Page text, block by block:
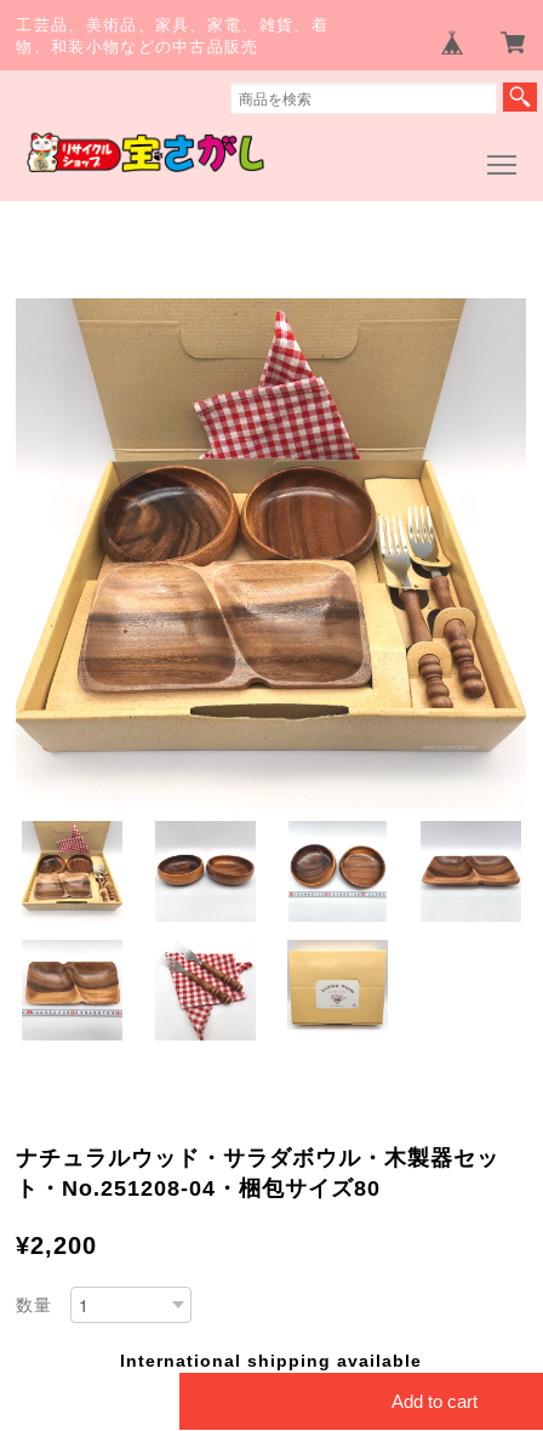
工芸品、美術品、家具、家電、雑貨、着
物、和装小物などの中古品販売
ナチュラルウッド・サラダボウル・木製器セッ
ト・No.251208-04・梱包サイズ80
¥2,200
数量
International shipping available
Add to cart